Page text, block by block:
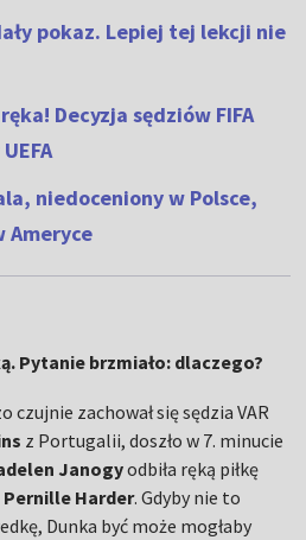
pokaz. Lepiej tej lekcji nie
Decyzja sędziów FIFA
niedoceniony w Polsce,
Ameryce
Pytanie brzmiało: dlaczego?
zachował się sędzia VAR
z Portugalii, doszło w 7. minucie
Janogyodbiła ręką piłkę
Pernille Harder. Gdyby nie to
Dunka być może mogłaby